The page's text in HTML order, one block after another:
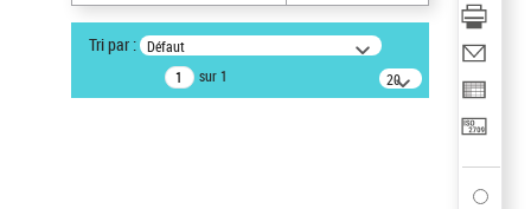
Type de notice d'autorité
Tri par : Défaut
sur 1
20
résultats/page